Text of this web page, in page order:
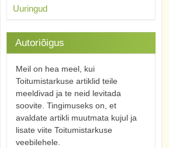
Uuringud
Autoriõigus
Meil on hea meel, kui
Toitumistarkuse artiklid teile
meeldivad ja te neid levitada
soovite. Tingimuseks on, et
avaldate artikli muutmata kujul ja
lisate viite Toitumistarkuse
veebilehele.